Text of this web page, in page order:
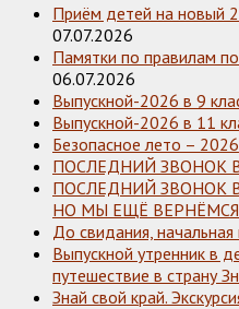
Приём детей на новый
07.07.2026
Памятки по правилам
06.07.2026
Выпускной-2026 в 9
Выпускной-2026 в 11
Безопасное лето – 2026
ПОСЛЕДНИЙ ЗВОНОК
ПОСЛЕДНИЙ ЗВОНОК В
НО МЫ ЕЩЁ
До свидания,
Выпускной утренник в
путешествие в страну
Знай свой край.